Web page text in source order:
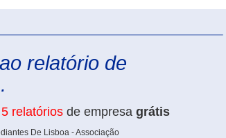
relatório de
5 relatórios de empresa grátis
De Lisboa - Associação